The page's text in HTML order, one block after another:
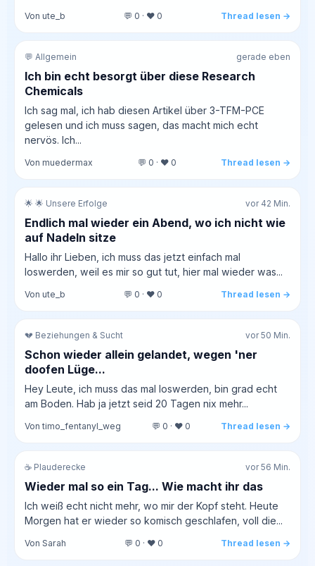
Von ute_b 💬 0 · ❤️ 0 Thread lesen →
💬 Allgemein gerade eben
Ich bin echt besorgt über diese Research
Chemicals
Ich sag mal, ich hab diesen Artikel über 3-TFM-PCE
gelesen und ich muss sagen, das macht mich echt
nervös. Ich...
Von muedermax 💬 0 · ❤️ 0 Thread lesen →
🌟 🌟 Unsere Erfolge vor 42 Min.
Endlich mal wieder ein Abend, wo ich nicht wie
auf Nadeln sitze
Hallo ihr Lieben, ich muss das jetzt einfach mal
loswerden, weil es mir so gut tut, hier mal wieder was...
Von ute_b 💬 0 · ❤️ 0 Thread lesen →
💔 Beziehungen & Sucht vor 50 Min.
Schon wieder allein gelandet, wegen 'ner
doofen Lüge...
Hey Leute, ich muss das mal loswerden, bin grad echt
am Boden. Hab ja jetzt seid 20 Tagen nix mehr...
Von timo_fentanyl_weg 💬 0 · ❤️ 0 Thread lesen →
☕ Plauderecke vor 56 Min.
Wieder mal so ein Tag... Wie macht ihr das
Ich weiß echt nicht mehr, wo mir der Kopf steht. Heute
Morgen hat er wieder so komisch geschlafen, voll die...
Von Sarah 💬 0 · ❤️ 0 Thread lesen →